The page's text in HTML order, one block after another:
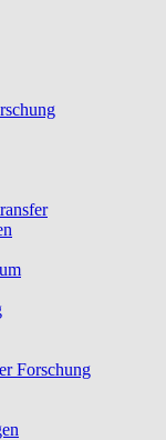
Forschung